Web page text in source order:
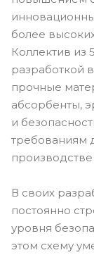
более
Коллектив из
разработкой
прочные
абсорбенты,
и
требованиям
В своих
постоянно
уровня
этом схему